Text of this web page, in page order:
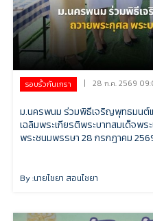
รอบรั้วกันเกรา | 28 ก.ค. 2569
ม.นครพนม ร่วมพิธีเจริญพุทธมนต์
เฉลิมพระเกียรติพระบาทสมเด็จพระ
พระชนมพรรษา 28 กรกฎาคม
By :นายไชยา สอนไชยา